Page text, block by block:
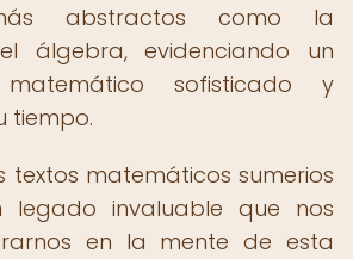
abstractos como la
álgebra, evidenciando un
matemático sofisticado y
tiempo.
textos matemáticos sumerios
legado invaluable que nos
en la mente de esta